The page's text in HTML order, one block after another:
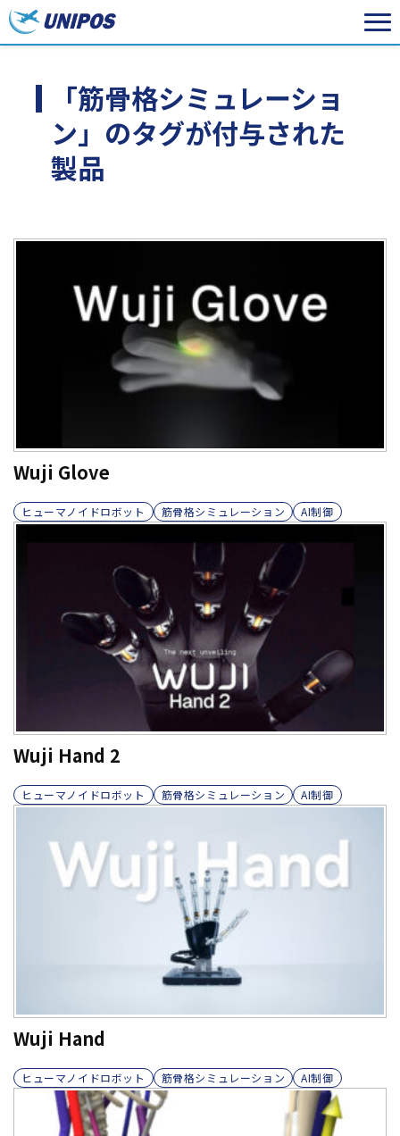
「筋骨格シミュレーショ
ン」のタグが付与された
製品
Wuji Glove
ヒューマノイドロボット 筋骨格シミュレーション AI制御
Wuji Hand 2
ヒューマノイドロボット 筋骨格シミュレーション AI制御
Wuji Hand
ヒューマノイドロボット 筋骨格シミュレーション AI制御